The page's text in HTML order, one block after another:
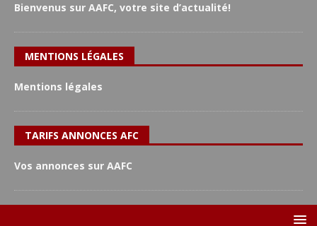
Bienvenus sur AAFC, votre site d’actualité!
MENTIONS LÉGALES
Mentions légales
TARIFS ANNONCES AFC
Vos annonces sur AAFC